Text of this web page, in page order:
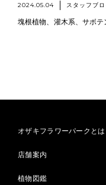
2024.05.04 スタッフブロ
塊根植物、灌木系、サボテ
オザキフラワーパークとは
店舗案内
植物図鑑